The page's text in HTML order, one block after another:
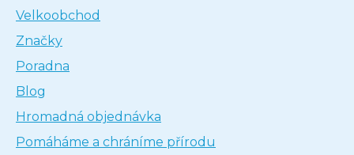
Velkoobchod
Značky
Poradna
Blog
Hromadná objednávka
Pomáháme a chráníme přírodu